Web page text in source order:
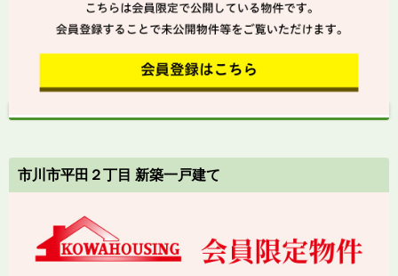
市川市平田２丁目 新築一戸建て